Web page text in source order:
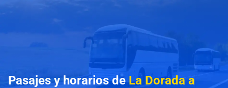
Pasajes y horarios deLa Dorada a